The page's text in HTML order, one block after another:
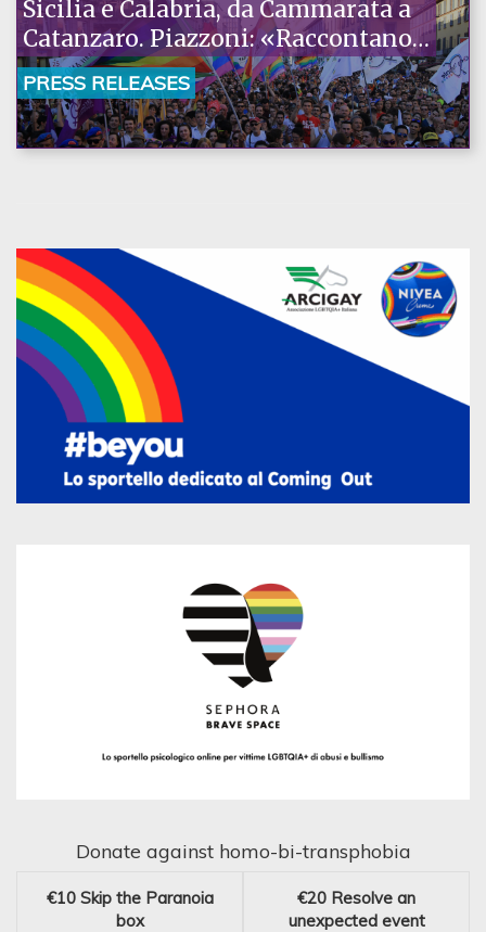
Sicilia e Calabria, da Cammarata a
Catanzaro. Piazzoni: «Raccontano
la nostra ostinazione»
PRESS RELEASES
Donate against homo-bi-transphobia
€10 Skip the Paranoia
box
€20 Resolve an
unexpected event